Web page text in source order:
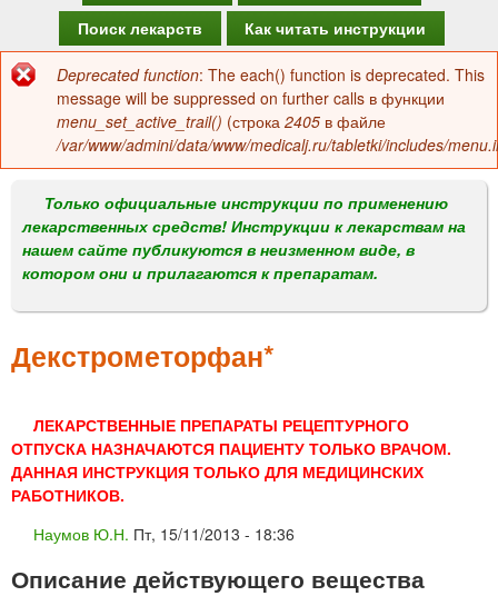
а
в
о
м
е
н
Поиск лекарств
Как читать инструкции
Сообщение
об
ошибке
Deprecated function: The each() function is deprecated. This
message will be suppressed on further calls в функции
menu_set_active_trail() (строка 2405 в файле
/var/www/admini/data/www/medicalj.ru/tabletki/includes/
Только официальные инструкции по применению
лекарственных средств! Инструкции к лекарствам на
нашем сайте публикуются в неизменном виде, в
котором они и прилагаются к препаратам.
Декстрометорфан*
ЛЕКАРСТВЕННЫЕ ПРЕПАРАТЫ РЕЦЕПТУРНОГО
ОТПУСКА НАЗНАЧАЮТСЯ ПАЦИЕНТУ ТОЛЬКО ВРАЧОМ.
ДАННАЯ ИНСТРУКЦИЯ ТОЛЬКО ДЛЯ МЕДИЦИНСКИХ
РАБОТНИКОВ.
Наумов Ю.Н. Пт, 15/11/2013 - 18:36
Описание действующего вещества